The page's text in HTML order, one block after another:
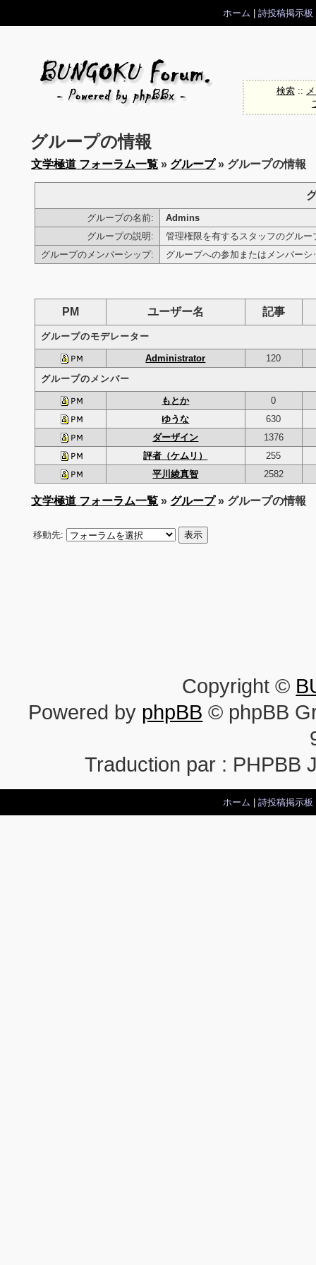
ホーム 詩投稿掲示板
検索::
グループの情報
文学極道 フォーラム一覧 » グループ» グループの情報
グループの名前:
Admins
グループの説明:
管理権限を有するスタッフのグルー
グループのメンバーシップ:
グループへの参加またはメンバー
PM ユーザー名 記事
グループのモデレーター
Administrator
120
グループのメンバー
もとか
0
ゆうな
630
ダーザイン
1376
評者（ケムリ）
255
平川綾真智
2582
文学極道 フォーラム一覧 » グループ» グループの情報
移動先:
Copyright ©
Powered by phpBB © phpBB
Traduction par : PHPBB
ホーム 詩投稿掲示板